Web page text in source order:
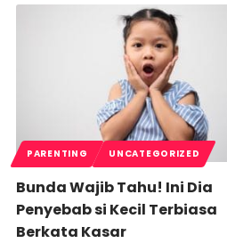
PARENTING UNCATEGORIZED
Bunda Wajib Tahu! Ini Dia
Penyebab si Kecil Terbiasa
Berkata Kasar